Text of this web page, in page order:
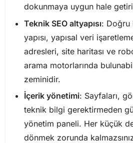
dokunmaya uygun hale
Teknik SEO altyapısı: Doğru
yapısı, yapısal veri
adresleri, site haritası ve
arama motorlarında
zeminidir.
İçerik yönetimi: Sayfaları,
teknik bilgi gerektirmeden
yönetim paneli. Her küçük
dönmek zorunda